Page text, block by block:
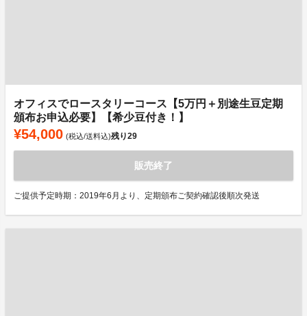
オフィスでロースタリーコース【5万円＋別途生豆定期
頒布お申込必要】【希少豆付き！】
¥54,000 (税込/送料込)残り29
販売終了
ご提供予定時期：2019年6月より、定期頒布ご契約確認後順次発送